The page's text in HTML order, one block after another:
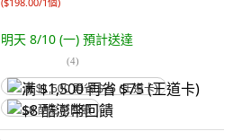
明天 8/10 (一) 預計送達
(4)
满 $1,500 再省 $75 (王道卡)
$8 酷澎幣回饋